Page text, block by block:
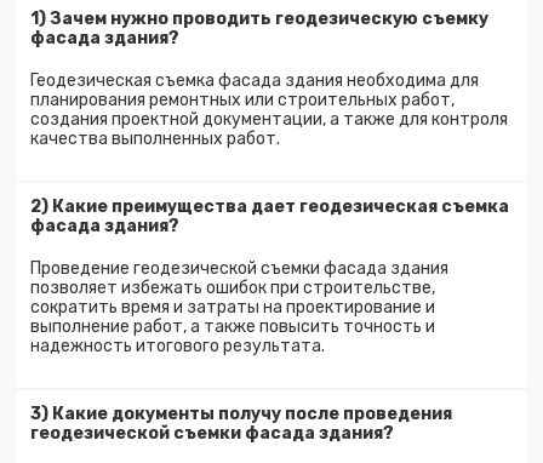
1) Зачем нужно проводить геодезическую съемку
фасада здания?
Геодезическая съемка фасада здания необходима для
планирования ремонтных или строительных работ,
создания проектной документации, а также для контроля
качества выполненных работ.
2) Какие преимущества дает геодезическая съемка
фасада здания?
Проведение геодезической съемки фасада здания
позволяет избежать ошибок при строительстве,
сократить время и затраты на проектирование и
выполнение работ, а также повысить точность и
надежность итогового результата.
3) Какие документы получу после проведения
геодезической съемки фасада здания?